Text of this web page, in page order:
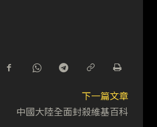
下一篇文章
中國大陸全面封殺維基百科